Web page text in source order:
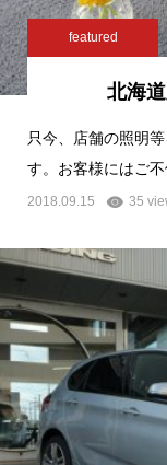
featured
北海
只今、店舗の照明
す。お客様にはご
2018.09.15 35